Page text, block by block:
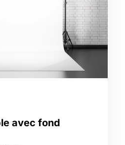
avec fond